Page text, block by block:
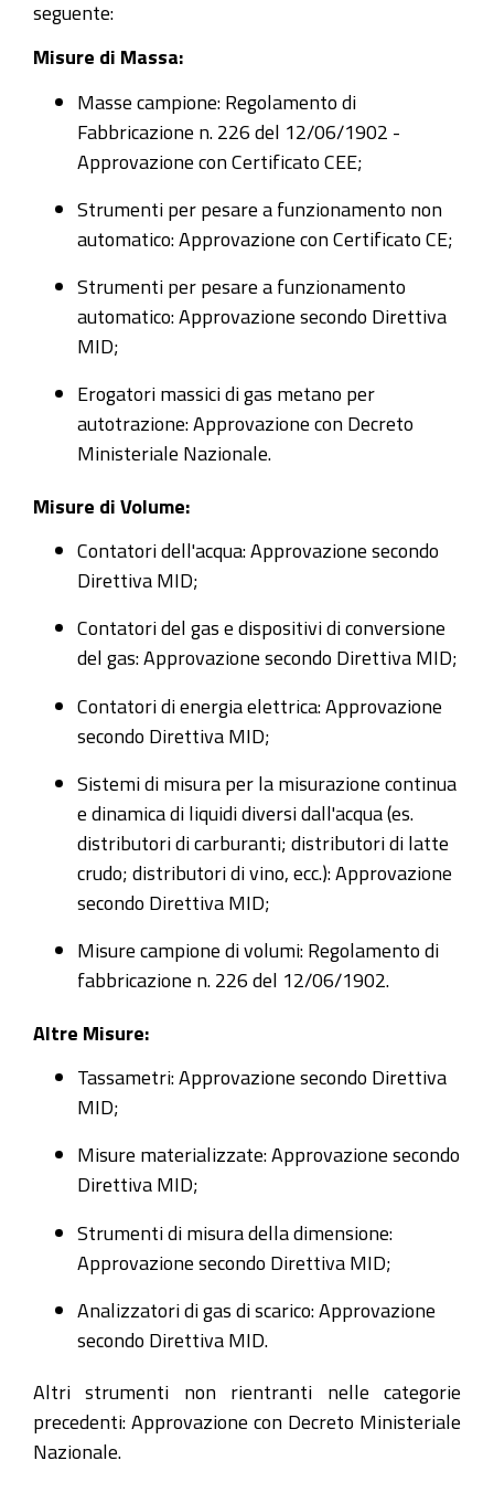
seguente:
Misure di Massa:
Masse campione: Regolamento di
Fabbricazione n. 226 del 12/06/1902 -
Approvazione con Certificato CEE;
Strumenti per pesare a funzionamento non
automatico: Approvazione con Certificato CE;
Strumenti per pesare a funzionamento
automatico: Approvazione secondo Direttiva
MID;
Erogatori massici di gas metano per
autotrazione: Approvazione con Decreto
Ministeriale Nazionale.
Misure di Volume:
Contatori dell'acqua: Approvazione secondo
Direttiva MID;
Contatori del gas e dispositivi di conversione
del gas: Approvazione secondo Direttiva MID;
Contatori di energia elettrica: Approvazione
secondo Direttiva MID;
Sistemi di misura per la misurazione continua
e dinamica di liquidi diversi dall'acqua (es.
distributori di carburanti; distributori di latte
crudo; distributori di vino, ecc.): Approvazione
secondo Direttiva MID;
Misure campione di volumi: Regolamento di
fabbricazione n. 226 del 12/06/1902.
Altre Misure:
Tassametri: Approvazione secondo Direttiva
MID;
Misure materializzate: Approvazione secondo
Direttiva MID;
Strumenti di misura della dimensione:
Approvazione secondo Direttiva MID;
Analizzatori di gas di scarico: Approvazione
secondo Direttiva MID.
Altri strumenti non rientranti nelle categorie
precedenti: Approvazione con Decreto Ministeriale
Nazionale.